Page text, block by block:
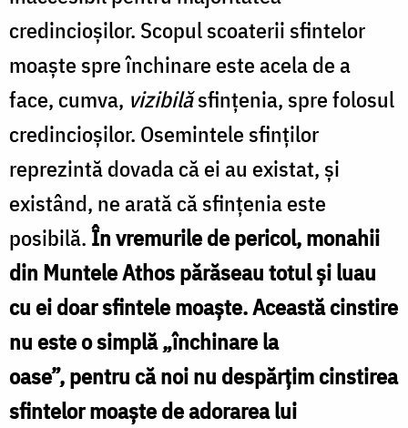
credincioşilor. Scopul scoaterii sfintelor
moaşte spre închinare este acela de a
face, cumva, vizibilăsfinţenia, spre folosul
credincioşilor. Osemintele sfinţilor
reprezintă dovada că ei au existat, şi
existând, ne arată că sfinţenia este
posibilă.În vremurile de pericol, monahii
din Muntele Athos părăseau totul şi luau
cu ei doar sfintele moaşte. Această cinstire
nu este o simplă „închinare la
oase”, pentru că noi nu despărţim cinstirea
sfintelor moaşte de adorarea lui